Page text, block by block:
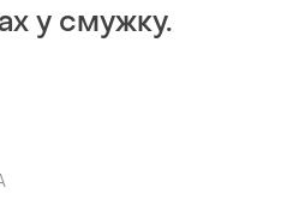
у смужку.